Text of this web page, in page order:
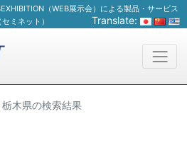
（WEB展示会）による製品・サービス
ミネット）
Translate:
栃木県の検索結果